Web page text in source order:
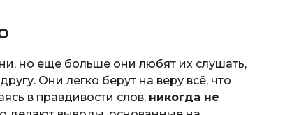
но еще больше они любят их слушать,
Они легко берут на веру всё, что
в правдивости слов, никогда не